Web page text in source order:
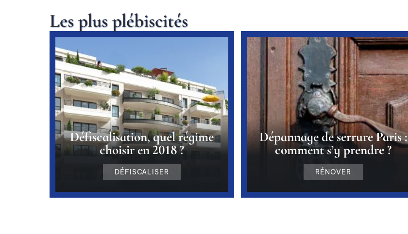
Les plus plébiscités
Défiscalisation, quel régime
choisir en 2018 ?
DÉFISCALISER
Dépannage de serrure Paris :
comment s’y prendre ?
RÉNOVER